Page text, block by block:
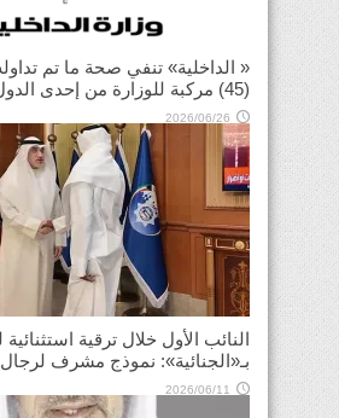
« الداخلية» تنفي صحة ما تم
(45) مركبة للوزارة من إحدى الدول
2026/06/26
بـ«الجنائية»: نموذج مشرف لرجال
2026/06/11